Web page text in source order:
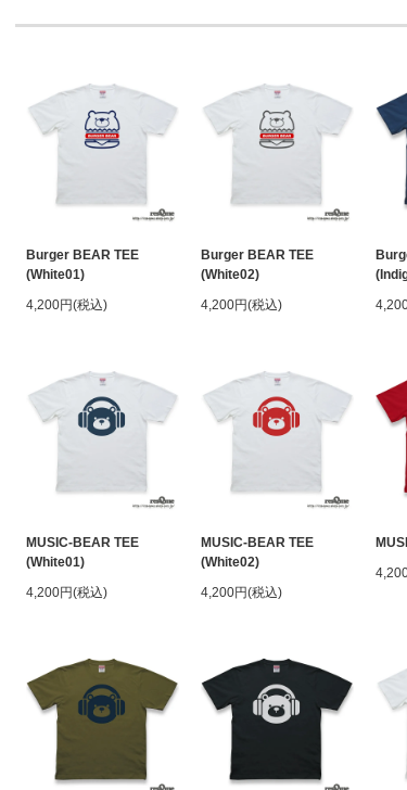
Burger BEAR TEE
(White01)
4,200円(税込)
Burger BEAR TEE
(White02)
4,200円(税込)
MUSIC-BEAR TEE
(White01)
4,200円(税込)
MUSIC-BEAR TEE
(White02)
4,200円(税込)